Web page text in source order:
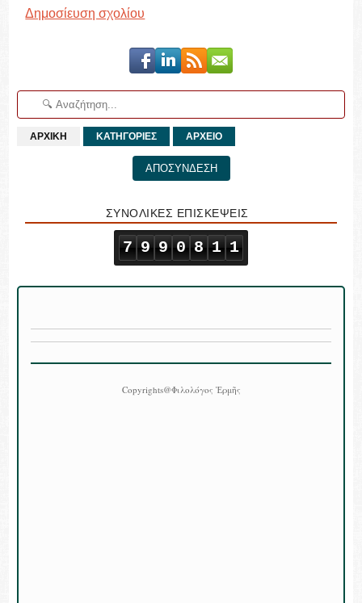
Δημοσίευση σχολίου
ΑΡΧΙΚΗ ΚΑΤΗΓΟΡΙΕΣ ΑΡΧΕΙΟ
ΑΠΟΣΥΝΔΕΣΗ
ΣΥΝΟΛΙΚΕΣ ΕΠΙΣΚΕΨΕΙΣ
7 9 9 0 8 1 1
Copyrights@Φιλολόγος Ἑρμῆς